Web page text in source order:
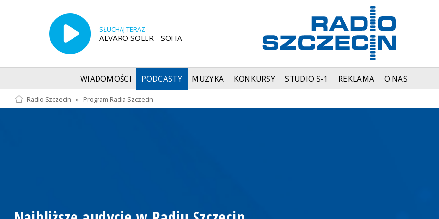
SŁUCHAJ TERAZ
ALVARO SOLER - SOFIA
WIADOMOŚCI PODCASTY MUZYKA KONKURSY STUDIO S-1 REKLAMA O NAS
Radio Szczecin » Program Radia Szczecin